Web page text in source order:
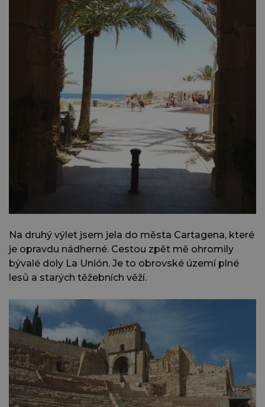
Na druhý výlet jsem jela do města Cartagena, které
je opravdu nádherné. Cestou zpět mě ohromily
bývalé doly La Unión. Je to obrovské území plné
lesů a starých těžebních věží.